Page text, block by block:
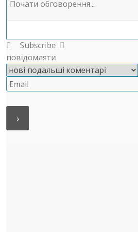
Subscribe
повідомляти